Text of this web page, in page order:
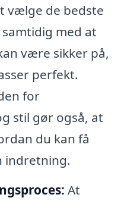
vælge de bedste
med at
være sikker på,
perfekt.
for
stil gør også, at
du kan få
indretning.
At